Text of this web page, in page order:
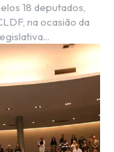
18 deputados,
na ocasião da
Câmara Legislativa...